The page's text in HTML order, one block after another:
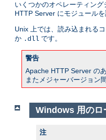
いくつかのオペレーティン
HTTP Server にモジュール
Unix 上では、読み込まれる
か .dll です。
警告
Apache HTTP Server の
またメジャーバージョン
Windows 用のロ
注